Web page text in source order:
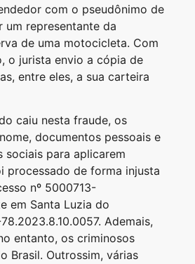
com o pseudônimo de
um representante da
de uma motocicleta. Com
o jurista envio a cópia de
entre eles, a sua carteira
caiu nesta fraude, os
documentos pessoais e
sociais para aplicarem
processado de forma injusta
nº 5000713-
em Santa Luzia do
Ademais,
entanto, os criminosos
Brasil. Outrossim, várias